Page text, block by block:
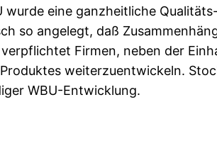
wurde eine ganzheitliche Qualitäts-
so angelegt, daß
Firmen, neben der
weiterzuentwickeln.
WBU-Entwicklung.